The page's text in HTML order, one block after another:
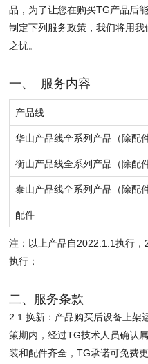
品，为了让您在购买TG产品后
制定下列服务政策，我们将用
之忧。
一、 服务内容
产品线
华山产品线全系列产品（除配
衡山产品线全系列产品（除配
泰山产品线全系列产品（除配
配件
注：以上产品自2022.1.1执行
执行；
二、服务条款
2.1 换新：产品购买后设备上架
策期内，经过TG技术人员确认
装和配件齐全，TG承诺可免费